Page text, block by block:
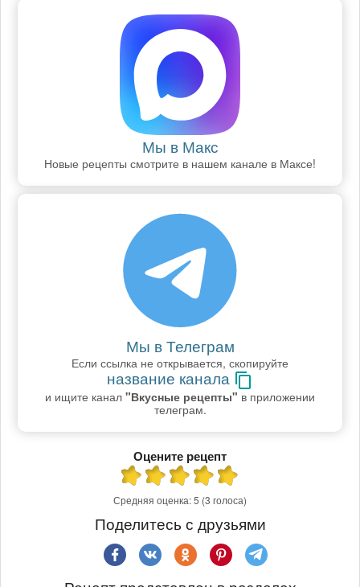
Мы в Макс
Новые рецепты смотрите в нашем канале в Максе!
Мы в Телеграм
Если ссылка не открывается, скопируйте
название канала
и ищите канал "Вкусные рецепты" в приложении
телеграм.
Оцените рецепт
Средняя оценка:5 (3 голоса)
Поделитесь с друзьями